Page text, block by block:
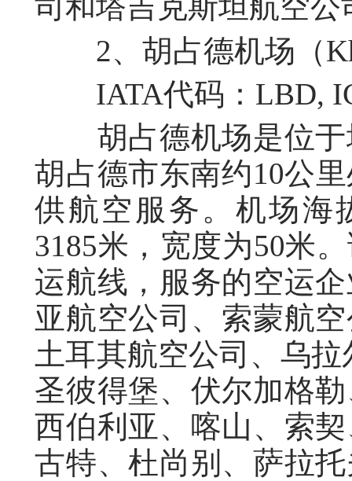
司和塔吉克斯坦航空
2、胡占德机场（
IATA代码：LBD,
胡占德机场是位于
胡占德市东南约10公
供航空服务。机场海
3185米，宽度为50米
运航线，服务的空运
亚航空公司、索蒙航
土耳其航空公司、乌
圣彼得堡、伏尔加格
西伯利亚、喀山、索
古特、杜尚别、萨拉